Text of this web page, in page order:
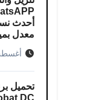
أحدث
معدل
أغسطس 5,